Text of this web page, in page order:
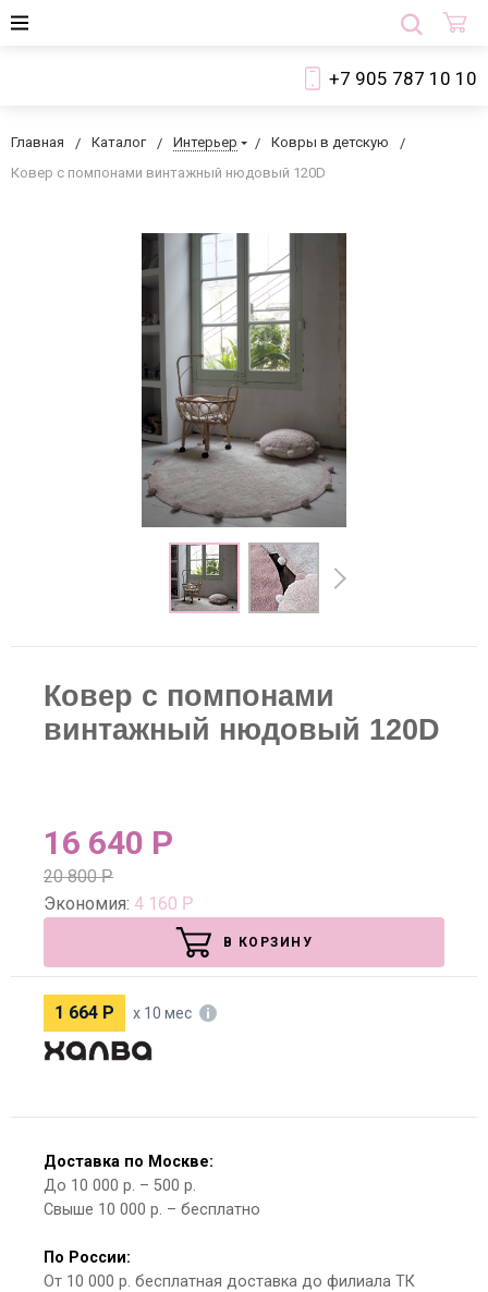
+7 905 787 10 10
Главная Каталог Интерьер
Ковры в детскую
Ковер с помпонами винтажный нюдовый 120D
Ковер с помпонами
винтажный нюдовый 120D
16 640 Р
20 800Р
Экономия: 4 160 Р
В КОРЗИНУ
1 664 Р х 10 мес
Доставка по Москве:
До 10 000 р. – 500 р.
Свыше 10 000 р. – бесплатно
По России:
От 10 000 р. бесплатная доставка до филиала ТК